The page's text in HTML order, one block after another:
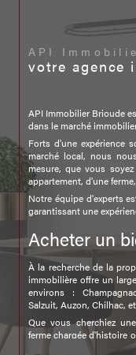
API
votre agence
API Immobilier Brioude
dans le marché
Forts d'une expérience
marché local, nous
mesure, que vous
appartement, d'une
Notre équipe d'experts
garantissant une
Acheter un
À la recherche de la
immobilière offre un
environs :
Salzuit, Auzon, Chilhac,
Que vous cherchiez
ferme chargée d'histoire
Immobilier Brioude est